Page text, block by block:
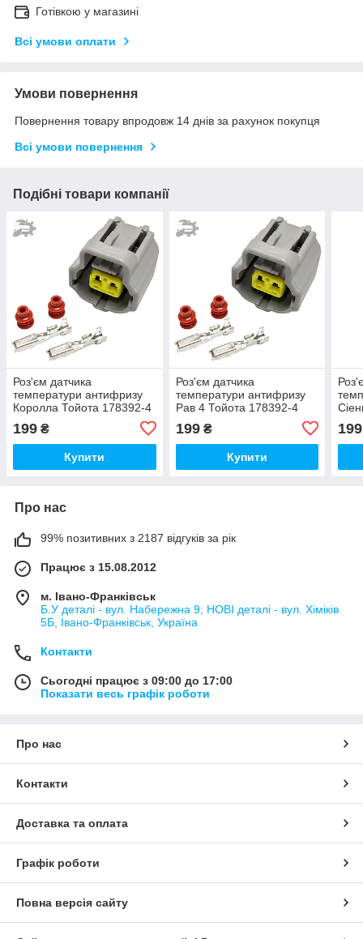
Готівкою у магазині
Всі умови оплати
Умови повернення
Повернення товару впродовж 14 днів за рахунок покупця
Всі умови повернення
Подібні товари компанії
Роз'єм датчика
температури антифризу
Королла Тойота 178392-4
14S411-BA
199 ₴
Купити
Роз'єм датчика
температури антифризу
Рав 4 Тойота 178392-4
14S411-BA
199₴
Купити
199
Про нас
99% позитивних з 2187 відгуків за рік
Працює з 15.08.2012
м. Івано-Франківськ
Б.У деталі - вул. Набережна 9; НОВІ деталі - вул. Хіміків
5Б, Івано-Франківськ, Україна
Контакти
Сьогодні працює з 09:00 до 17:00
Показати весь графік роботи
Про нас
Контакти
Доставка та оплата
Графік роботи
Повна версія сайту